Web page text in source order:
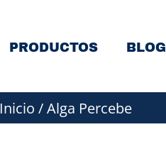
PRODUCTOS BLOG
Inicio / Alga Percebe